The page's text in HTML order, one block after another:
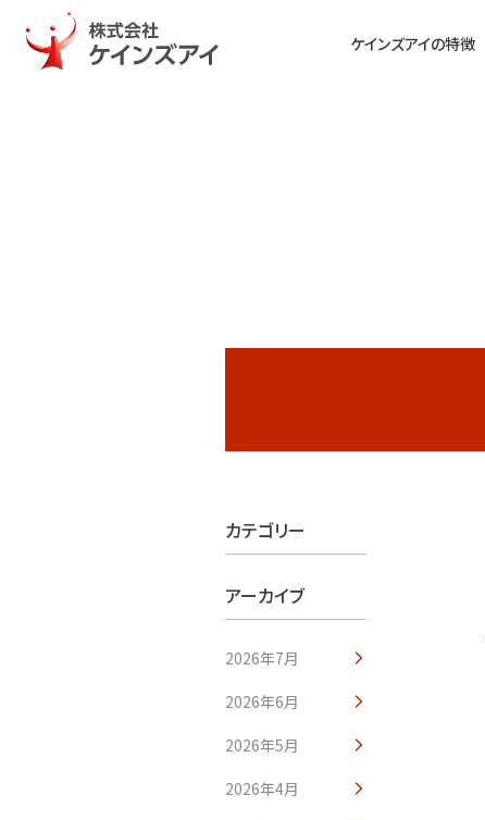
ケインズアイの特徴
カテゴリー
アーカイブ
2026年7月
2026年6月
2026年5月
2026年4月